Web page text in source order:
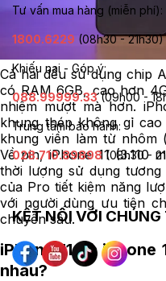
Cả hai đều sử dụng chip
có RAM 6GB, cao hơn
nhiệm mượt mà hơn.
khung thép không gỉ
khung viền làm từ nhôm
Về pin, iPhone 11 (3.110
thời lượng sử dụng tương
của Pro tiết kiệm năng
với người dùng ưu tiên
chuyên sâu.
iPhone 11 và
nhau?
Tư vấn mua hàng (miễn phí):
1800.6229 (08h30 - 21h30)
Khiếu nại - Góp ý:
088.99999.33(09h00 -
Trung tâm bảo hành:
028.710.89898(08h30 -
KẾT NỐI VỚI CHÚNG